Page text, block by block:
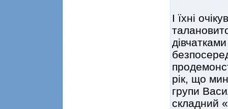
І їхні
рік, що
групи
складний